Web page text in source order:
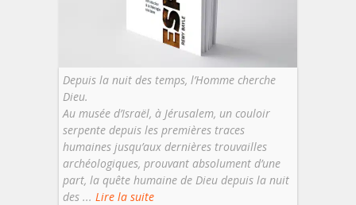
Depuis la nuit des temps, l’Homme cherche
Dieu.
Au musée d’Israël, à Jérusalem, un couloir
serpente depuis les premières traces
humaines jusqu’aux dernières trouvailles
archéologiques, prouvant absolument d’une
part, la quête humaine de Dieu depuis la nuit
des ... Lire la suite